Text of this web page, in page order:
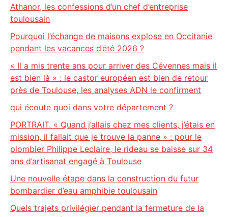
Athanor, les confessions d’un chef d’entreprise
toulousain
Pourquoi l’échange de maisons explose en Occitanie
pendant les vacances d’été 2026 ?
« Il a mis trente ans pour arriver des Cévennes mais il
est bien là » : le castor européen est bien de retour
près de Toulouse, les analyses ADN le confirment
qui écoute quoi dans votre département ?
PORTRAIT. « Quand j’allais chez mes clients, j’étais en
mission, il fallait que je trouve la panne » : pour le
plombier Philippe Leclaire, le rideau se baisse sur 34
ans d’artisanat engagé à Toulouse
Une nouvelle étape dans la construction du futur
bombardier d’eau amphibie toulousain
Quels trajets privilégier pendant la fermeture de la